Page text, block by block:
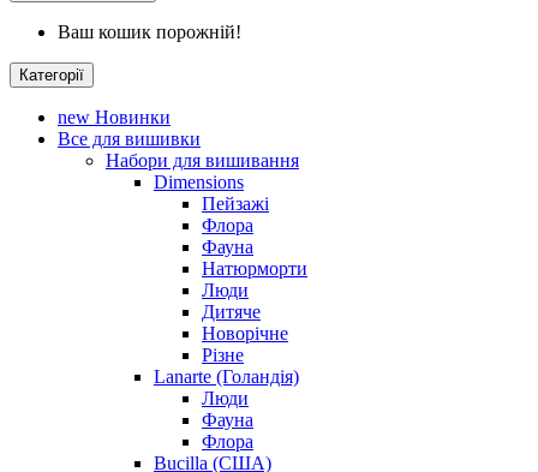
Ваш кошик порожній!
Категорії
new Новинки
Все для вишивки
Набори для вишивання
Dimensions
Пейзажі
Флора
Фауна
Натюрморти
Люди
Дитяче
Новорічне
Різне
Lanarte (Голандія)
Люди
Фауна
Флора
Bucilla (США)